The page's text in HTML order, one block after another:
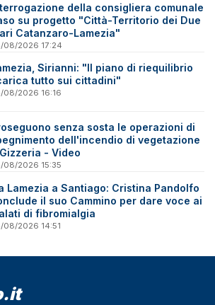
della consigliera comunale
su progetto "Città-Territorio dei Due
Catanzaro-Lamezia"
08/2026 17:24
Sirianni: "Il piano di riequilibrio
tutto sui cittadini"
08/2026 16:16
senza sosta le operazioni di
dell'incendio di vegetazione
- Video
08/2026 15:35
Lamezia a Santiago: Cristina Pandolfo
il suo Cammino per dare voce ai
di fibromialgia
08/2026 14:51